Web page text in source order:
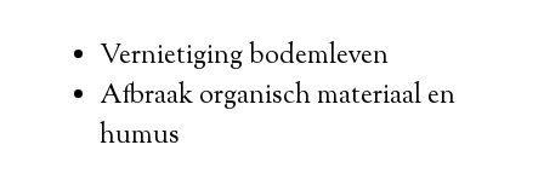
Vernietiging bodemleven
Afbraak organisch materiaal en
humus